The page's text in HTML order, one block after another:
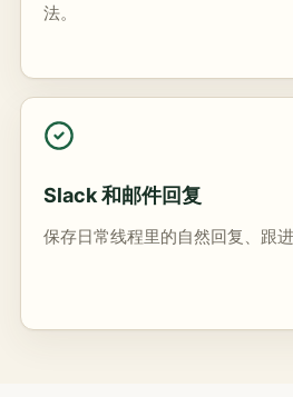
法。
Slack 和邮件回复
保存日常线程里的自然回复、跟进